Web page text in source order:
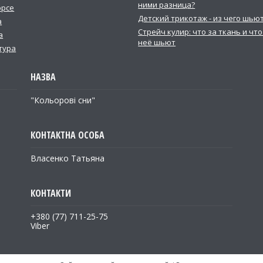
ними разница?
Детский трикотаж - из чего
Стрейч кулир: что за ткань и
неё шьют
"Кольорові сни"
Власенко Татьяна
+380 (77) 711-25-75
Viber